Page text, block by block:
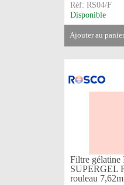
Réf: RS04/F
Disponible
ajouter au panier
Filtre gélatine
SUPERGEL
rouleau